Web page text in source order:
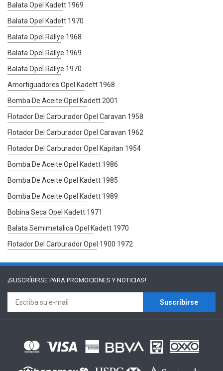
Balata Opel Kadett 1969
Balata Opel Kadett 1970
Balata Opel Rallye 1968
Balata Opel Rallye 1969
Balata Opel Rallye 1970
Amortiguadores Opel Kadett 1968
Bomba De Aceite Opel Kadett 2001
Flotador Del Carburador Opel Caravan 1958
Flotador Del Carburador Opel Caravan 1962
Flotador Del Carburador Opel Kapitan 1954
Bomba De Aceite Opel Kadett 1986
Bomba De Aceite Opel Kadett 1985
Bomba De Aceite Opel Kadett 1989
Bobina Seca Opel Kadett 1971
Balata Semimetalica Opel Kadett 1970
Flotador Del Carburador Opel 1900 1972
¡SUSCRÍBIRSE PARA PROMOCIONES Y NOTICIAS!
Suscríbirse